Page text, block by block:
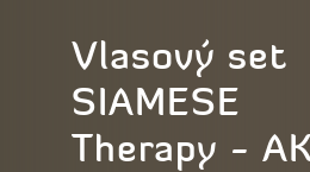
Vlasový set
SIAMESE
Therapy -